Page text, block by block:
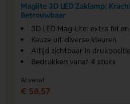
Maglite 3D LED Zaklamp:
Betrouwbaar
3D LED Mag-Lite: extra fel
Keuze uit diverse kleuren
Altijd zichtbaar in
Bedrukken vanaf 4 stuks
Al vanaf
€ 58,57